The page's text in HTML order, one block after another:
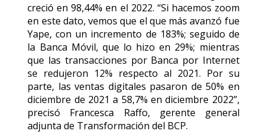
creció en 98,44% en el 2022. “Si hacemos zoom
en este dato, vemos que el que más avanzó fue
Yape, con un incremento de 183%; seguido de
la Banca Móvil, que lo hizo en 29%; mientras
que las transacciones por Banca por Internet
se redujeron 12% respecto al 2021. Por su
parte, las ventas digitales pasaron de 50% en
diciembre de 2021 a 58,7% en diciembre 2022”,
precisó Francesca Raffo, gerente general
adjunta de Transformación del BCP.